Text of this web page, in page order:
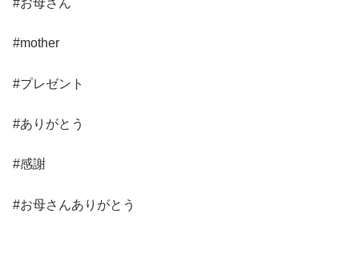
#mother
#プレゼント
#ありがとう
#感謝
#お母さんありがとう